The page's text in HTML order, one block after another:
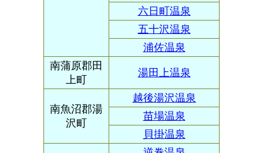
六日町温泉
五十沢温泉
浦佐温泉
南蒲原郡田
上町
湯田上温泉
南魚沼郡湯
沢町
越後湯沢温泉
苗場温泉
貝掛温泉